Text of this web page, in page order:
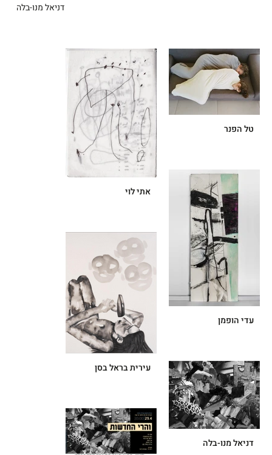
דניאל מנו-בלה
טל הפנר
אתי לוי
עדי הופמן
עירית בראל בסן
דניאל מנו-בלה